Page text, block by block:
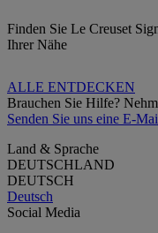
Finden Sie Le Creuset
Ihrer Nähe
ALLE ENTDECKEN
Brauchen Sie Hilfe?
Senden Sie uns eine E-
Land & Sprache
DEUTSCHLAND
DEUTSCH
Deutsch
Social Media